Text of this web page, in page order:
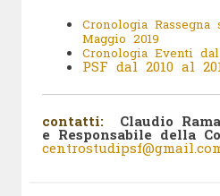
Cronologia
Maggio 2019
Cronologia Eventi
PSF dal 2010 al
contatti: Claudio
e Responsabile della